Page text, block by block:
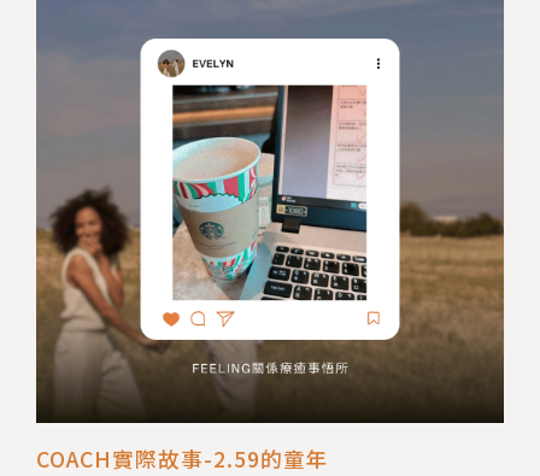
COACH實際故事-2.59的童年